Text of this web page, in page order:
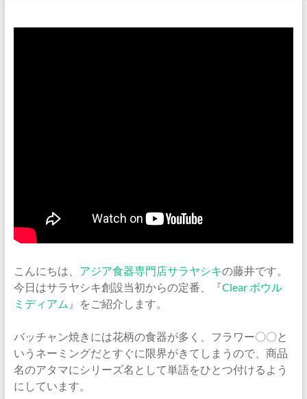
の
住
器・
ジ
ア
ン
器
の
通
販
こんにちは、 アジア食器専門店サラヤシキの藤井です。
今日はサラヤシキ創設当初からの定番、『Clear ボウル
ミディアム 』をご紹介します。
バッチャン焼きには花柄の食器が多く、フラワー〇〇と
いうネーミングだとすぐに限界がきてしまうので、商品
名のアタマにシリーズ名として単語をひとつ付けるよう
にしています。